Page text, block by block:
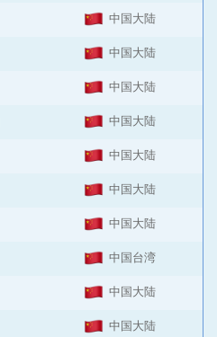
中国大陆
中国大陆
中国大陆
中国大陆
中国大陆
中国大陆
中国大陆
中国台湾
中国大陆
中国大陆